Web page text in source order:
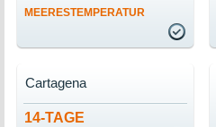
MEERESTEMPERATUR
14-TAGE
Cartagena